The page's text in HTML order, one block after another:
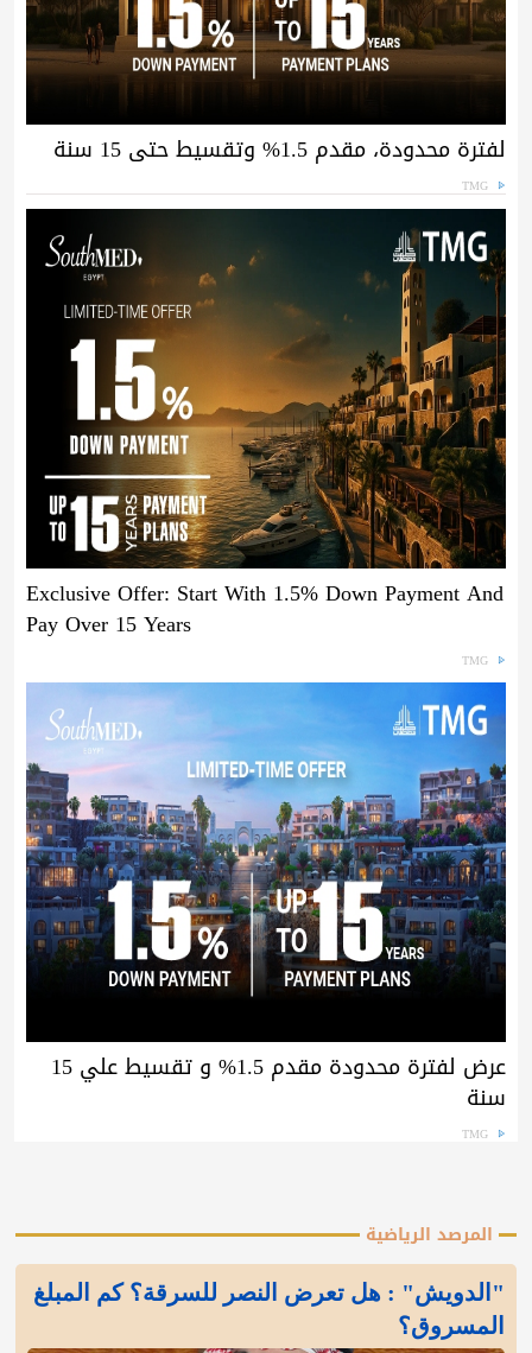
لفترة محدودة، مقدم 1.5% وتقسيط حتى 15 سنة
TMG
Exclusive Offer: Start With 1.5% Down Payment And
Pay Over 15 Years
TMG
عرض لفترة محدودة مقدم 1.5% و تقسيط علي 15
سنة
TMG
المرصد الرياضية
"الدويش" : هل تعرض النصر للسرقة؟ كم المبلغ
المسروق؟